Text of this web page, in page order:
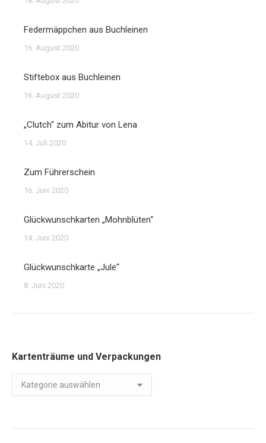
Federmäppchen aus Buchleinen
16. August 2020
Stiftebox aus Buchleinen
16. August 2020
„Clutch“ zum Abitur von Lena
14. Juli 2020
Zum Führerschein
16. Juni 2020
Glückwunschkarten „Mohnblüten“
14. Juni 2020
Glückwunschkarte „Jule“
8. Juni 2020
Kartenträume und Verpackungen
Kartenträume
und